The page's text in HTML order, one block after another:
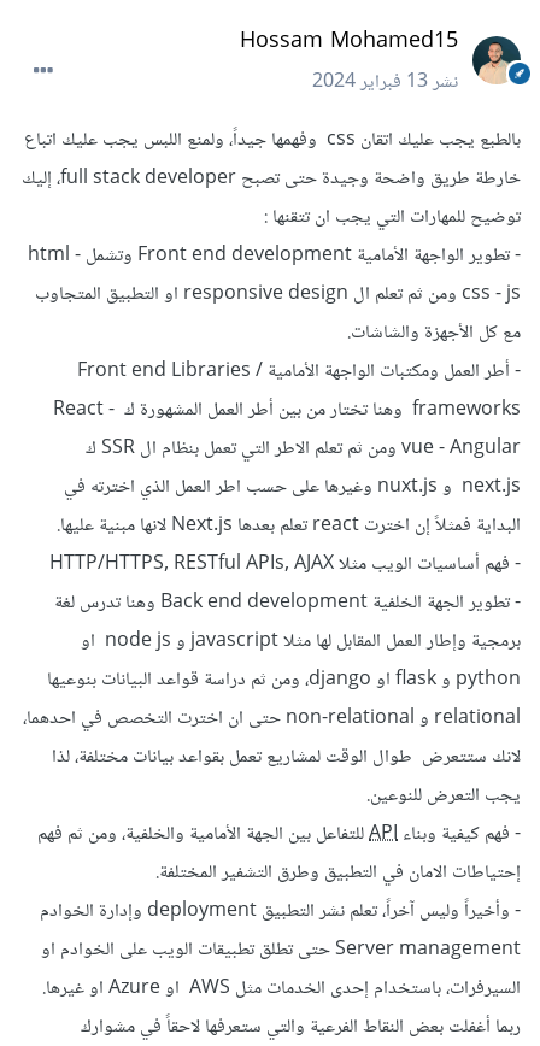
Hossam Mohamed15
نشر13 فبراير 2024
بالطبع يجب عليك اتقان css وفهمها جيداً، ولمنع اللبس يجب عليك اتباع
خارطة طريق واضحة وجيدة حتى تصبح full stack developer، إليك
توضيح للمهارات التي يجب ان تتقنها :
- تطوير الواجهة الأمامية Front end development وتشمل html -
css - js ومن ثم تعلم ال responsive design او التطبيق المتجاوب
مع كل الأجهزة والشاشات.
- أطر العمل ومكتبات الواجهة الأمامية Front end Libraries /
frameworks وهنا تختار من بين أطر العمل المشهورة ك React -
vue - Angular ومن ثم تعلم الاطر التي تعمل بنظام ال SSR ك
next.js و nuxt.js وغيرها على حسب اطر العمل الذي اخترته في
البداية فمثلاً إن اخترت react تعلم بعدها Next.js لانها مبنية عليها.
- فهم أساسيات الويب مثلا HTTP/HTTPS, RESTful APIs, AJAX
- تطوير الجهة الخلفية Back end development وهنا تدرس لغة
برمجية وإطار العمل المقابل لها مثلا javascript و node js او
python و flask او django، ومن ثم دراسة قواعد البيانات بنوعيها
relational و non-relational حتى ان اخترت التخصص في احدهما،
لانك ستتعرض طوال الوقت لمشاريع تعمل بقواعد بيانات مختلفة، لذا
يجب التعرض للنوعين.
- فهم كيفية وبناءAPIللتفاعل بين الجهة الأمامية والخلفية، ومن ثم فهم
إحتياطات الامان في التطبيق وطرق التشفير المختلفة.
- وأخيراً وليس آخراً، تعلم نشر التطبيق deployment وإدارة الخوادم
Server management حتى تطلق تطبيقات الويب على الخوادم او
السيرفرات، باستخدام إحدى الخدمات مثل AWS او Azure او غيرها.
ربما أغفلت بعض النقاط الفرعية والتي ستعرفها لاحقاً في مشوارك